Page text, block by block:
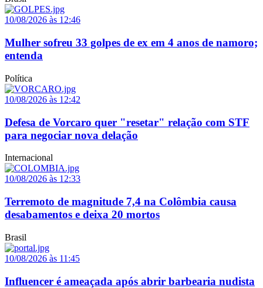
10/08/2026 às 12:46
Mulher sofreu 33 golpes de ex em 4 anos de namoro;
entenda
Política
10/08/2026 às 12:42
Defesa de Vorcaro quer "resetar" relação com STF
para negociar nova delação
Internacional
10/08/2026 às 12:33
Terremoto de magnitude 7,4 na Colômbia causa
desabamentos e deixa 20 mortos
Brasil
10/08/2026 às 11:45
Influencer é ameaçada após abrir barbearia nudista